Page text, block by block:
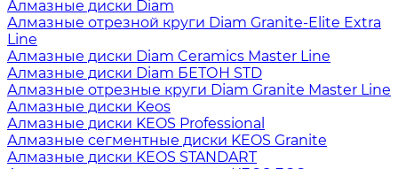
Алмазные диски Diam
Алмазные отрезной круги Diam Granite-Elite Extra
Line
Алмазные диски Diam Ceramics Master Line
Алмазные диски Diam БЕТОН STD
Алмазные отрезные круги Diam Granite Master Line
Алмазные диски Keos
Алмазные диски KEOS Professional
Алмазные сегментные диски KEOS Granite
Алмазные диски KEOS STANDART